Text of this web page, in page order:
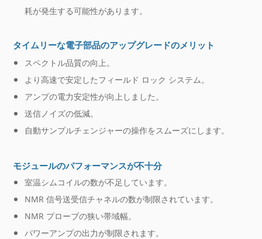
耗が発生する可能性があります。
タイムリーな電子部品のアップグレードのメリット
スペクトル品質の向上。
より高速で安定したフィールド ロック システム。
アンプの電力安定性が向上しました。
送信ノイズの低減。
自動サンプルチェンジャーの操作をスムーズにします。
モジュールのパフォーマンスが不十分
室温シムコイルの数が不足しています。
NMR 信号送受信チャネルの数が制限されています。
NMR プローブの狭い帯域幅。
パワーアンプの出力が制限されます。